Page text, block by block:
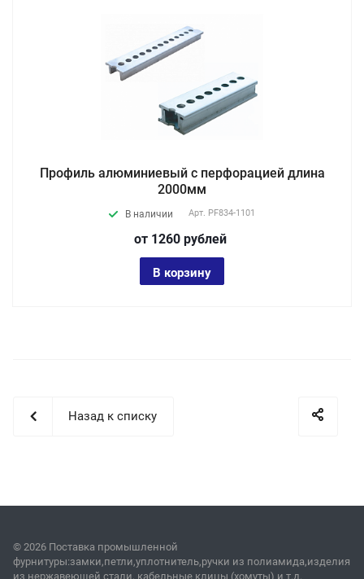
Профиль алюминиевый с перфорацией длина
2000мм
В наличии Арт. PF834-1101
от 1260 рублей
В корзину
Назад к списку
© 2026 Поставка промышленной
фурнитуры:замки,петли,уплотнитель,ручки из полиамида,изделия
из нержавеющей стали, кабельные клицы (хомуты) и т.д.